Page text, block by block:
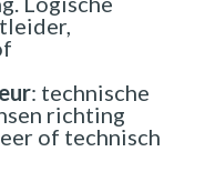
: technische
richting
of technisch